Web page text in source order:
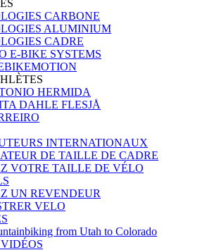
CARBONE
ALUMINIUM
CADRE
E-BIKE SYSTEMS
HERMIDA
DAHLE FLESJÅ
INTERNATIONAUX
DE TAILLE DE CADRE
VOTRE TAILLE DE VÉLO
UN REVENDEUR
VELO
from Utah to Colorado